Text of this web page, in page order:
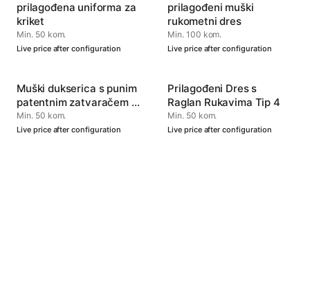
prilagođena uniforma za
kriket
Min. 50 kom.
Live price after configuration
prilagođeni muški
rukometni dres
Min. 100 kom.
Live price after configuration
Muški dukserica s punim
patentnim zatvaračem -
Topla i svestrana
Min. 50 kom.
Live price after configuration
Prilagođeni Dres s
Raglan Rukavima Tip 4
Min. 50 kom.
Live price after configuration